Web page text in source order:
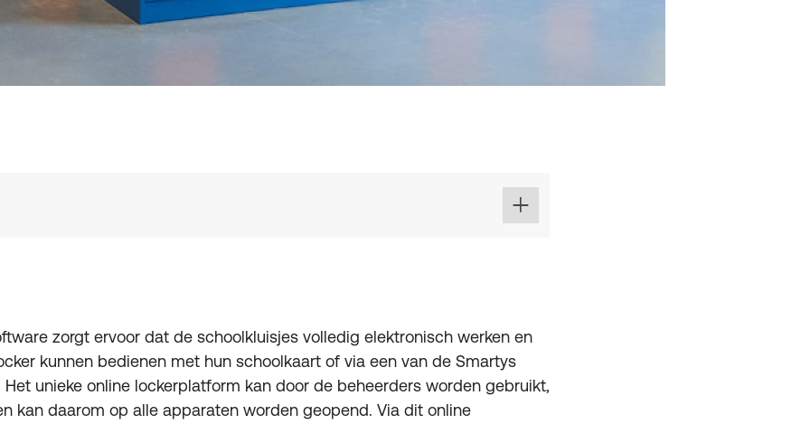
zorgt ervoor dat de schoolkluisjes volledig elektronisch werken en
kunnen bedienen met hun schoolkaart of via een van de Smartys
unieke online lockerplatform kan door de beheerders worden gebruikt,
kan daarom op alle apparaten worden geopend. Via dit online